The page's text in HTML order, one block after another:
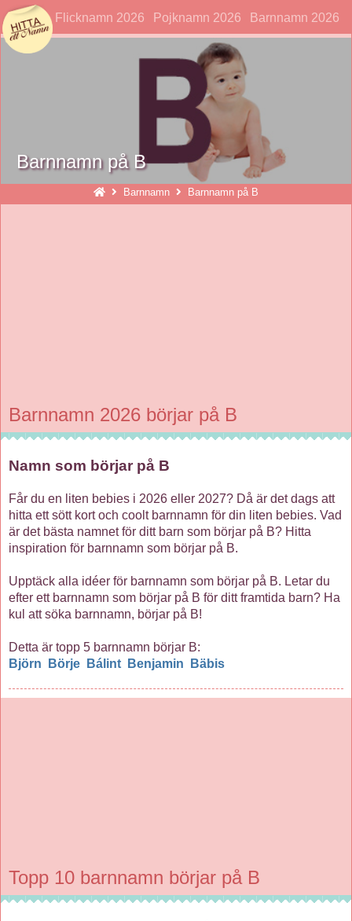
hittaettnamn
Flicknamn 2026 Pojknamn 2026 Barnnamn 2026
Barnnamn på B
Barnnamn Barnnamn på B
Barnnamn 2026 börjar på B
Namn som börjar på B
Får du en liten bebies i 2026 eller 2027? Då är det dags att
hitta ett sött kort och coolt barnnamn för din liten bebies. Vad
är det bästa namnet för ditt barn som börjar på B? Hitta
inspiration för barnnamn som börjar på B.
Upptäck alla idéer för barnnamn som börjar på B. Letar du
efter ett barnnamn som börjar på B för ditt framtida barn? Ha
kul att söka barnnamn, börjar på B!
Detta är topp 5 barnnamn börjar B:
Björn
Börje Bálint Benjamin Bäbis
Topp 10 barnnamn börjar på B